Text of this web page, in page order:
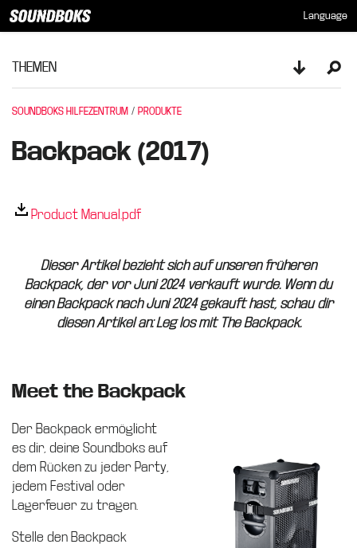
Language
THEMEN
Toggle
SOUNDBOKS HILFEZENTRUM PRODUKTE
Backpack (2017)
Product Manual.pdf
Dieser Artikel bezieht sich auf unseren früheren
Backpack, der vor Juni 2024 verkauft wurde. Wenn du
einen Backpack nach Juni 2024 gekauft hast, schau dir
diesen Artikel an: Leg los mit The Backpack.
Meet the Backpack
Der Backpack ermöglicht
es dir, deine Soundboks auf
dem Rücken zu jeder Party,
jedem Festival oder
Lagerfeuer zu tragen.
Stelle den Backpack